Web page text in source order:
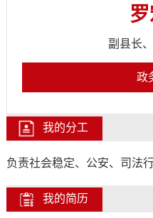
副县长
政
我的分工
负责社会稳定、公安、司法
我的简历